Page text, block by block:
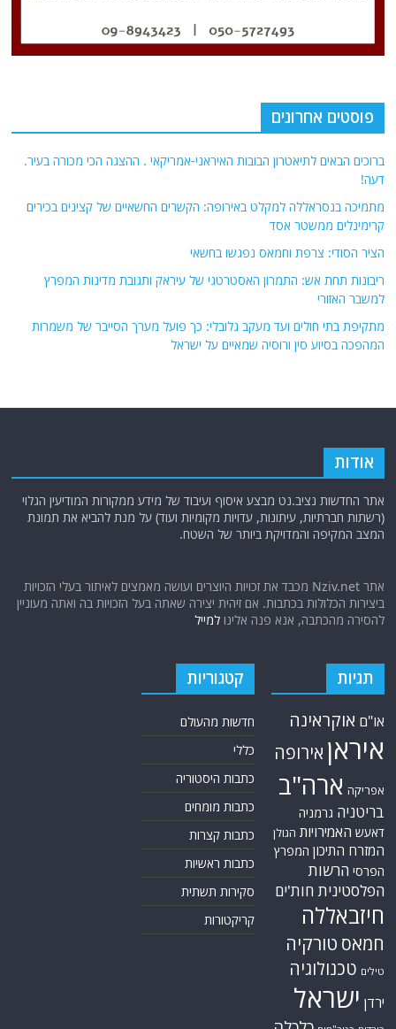
פוסטים אחרונים
ברוכים הבאים לתיאטרון הבובות האיראני-אמריקאי . ההצגה הכי מכורה בעיר.
דעה!
מתמיכה בנסראללה למקלט באירופה: הקשרים החשאיים של קצינים בכירים
קרימינלים ממשטר אסד
הציר הסודי: צרפת וחמאס נפגשו בחשאי
ריבונות תחת אש: התמרון האסטרטגי של עיראק ותגובת מדינות המפרץ
למשבר האזורי
מתקיפת בתי חולים ועד מעקב גלובלי: כך פועל מערך הסייבר של משמרות
המהפכה בסיוע סין ורוסיה שמאיים על ישראל
אודות
אתר החדשות נציב.נט מבצע איסוף ועיבוד של מידע ממקורות המודיעין הגלוי
(רשתות חברתיות, עיתונות, עדויות מקומיות ועוד) על מנת להביא את תמונת
המצב המקיפה והמדויקת ביותר של השטח.
אתר Nziv.net מכבד את זכויות היוצרים ועושה מאמצים לאיתור בעלי הזכויות
ביצירות הכלולות בכתבות. אם זיהית יצירה שאתה בעל הזכויות בה ואתה מעוניין
להסירה מהכתבה, אנא פנה אלינולמייל
תגיות
או"ם אוקראינה
איראן אירופה
אפריקה ארה"ב
בריטניה גרמניה
דאעש האמירויות הגולן
המזרח התיכון המפרץ
הפרסי הרשות
הפלסטינית חות'ים
חיזבאללה
חמאס טורקיה
טילים טכנולוגיה
ירדן ישראל
קטגוריות
חדשות מהעולם
כללי
כתבות היסטוריה
כתבות מומחים
כתבות קצרות
כתבות ראשיות
סקירות תשתית
קריקטורות